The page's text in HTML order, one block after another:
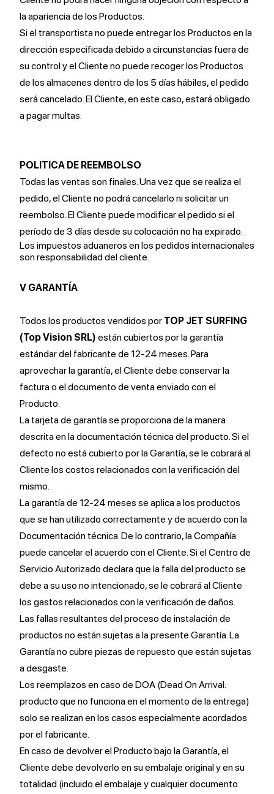
la apariencia de los Productos.
Si el transportista no puede entregar los Productos en la
dirección especificada debido a circunstancias fuera de
su control y el Cliente no puede recoger los Productos
de los almacenes dentro de los 5 días hábiles, el pedido
será cancelado. El Cliente, en este caso, estará obligado
a pagar multas.
POLITICA DE REEMBOLSO
Todas las ventas son finales. Una vez que se realiza el
pedido, el Cliente no podrá cancelarlo ni solicitar un
reembolso. El Cliente puede modificar el pedido si el
período de 3 días desde su colocación no ha expirado.
Los impuestos aduaneros en los pedidos internacionales
son responsabilidad del cliente.
V GARANTÍA
Todos los productos vendidos por TOP JET SURFING
(Top Vision SRL) están cubiertos por la garantía
estándar del fabricante de 12-24 meses. Para
aprovechar la garantía, el Cliente debe conservar la
factura o el documento de venta enviado con el
Producto.
La tarjeta de garantía se proporciona de la manera
descrita en la documentación técnica del producto. Si el
defecto no está cubierto por la Garantía, se le cobrará al
Cliente los costos relacionados con la verificación del
mismo.
La garantía de 12-24 meses se aplica a los productos
que se han utilizado correctamente y de acuerdo con la
Documentación técnica. De lo contrario, la Compañía
puede cancelar el acuerdo con el Cliente. Si el Centro de
Servicio Autorizado declara que la falla del producto se
debe a su uso no intencionado, se le cobrará al Cliente
los gastos relacionados con la verificación de daños.
Las fallas resultantes del proceso de instalación de
productos no están sujetas a la presente Garantía. La
Garantía no cubre piezas de repuesto que están sujetas
a desgaste.
Los reemplazos en caso de DOA (Dead On Arrival:
producto que no funciona en el momento de la entrega)
solo se realizan en los casos especialmente acordados
por el fabricante.
En caso de devolver el Producto bajo la Garantía, el
Cliente debe devolverlo en su embalaje original y en su
totalidad (incluido el embalaje y cualquier documento